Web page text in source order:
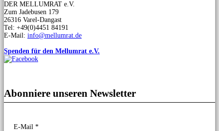
DER MELLUMRAT e.V.
Zum Jadebusen 179
26316 Varel-Dangast
Tel: +49(0)4451 84191
E-Mail: info@mellumrat.de
Spenden für den Mellumrat e.V.
Abonniere unseren Newsletter
E-Mail *